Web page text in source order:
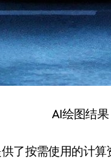
AI绘图结
了按需使用的计